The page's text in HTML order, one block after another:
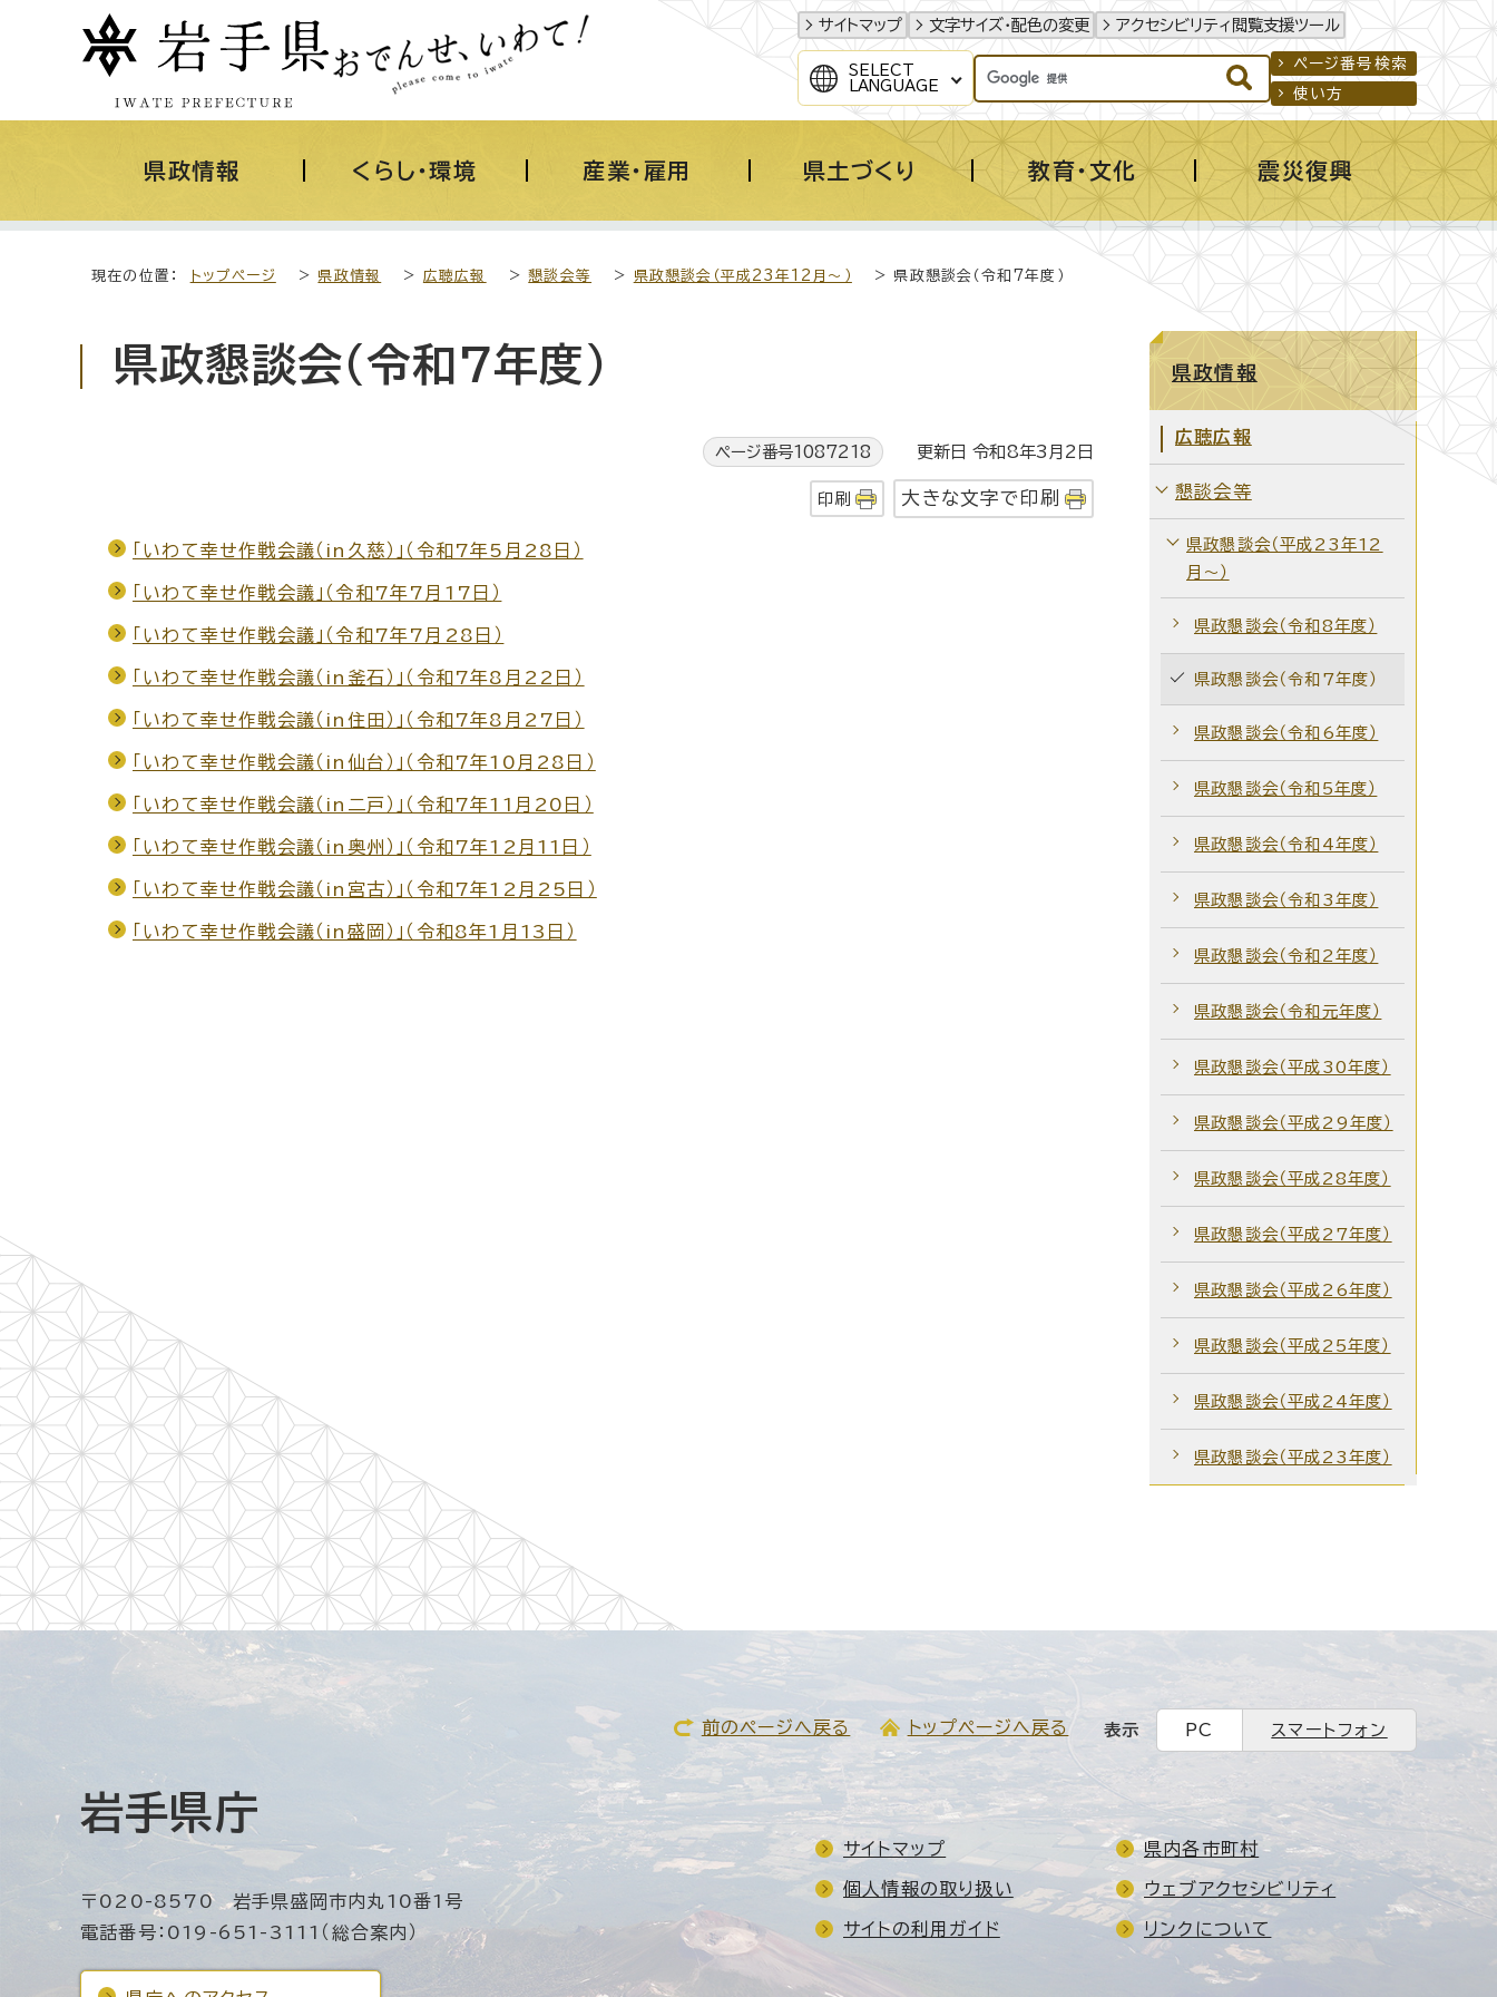
サイトマップ 文字サイズ・配色の変更 アクセシビリティ閲覧支援ツール
SELECT
LANGUAGE
ページ番号検索
使い方
県政情報 くらし・環境 産業・雇用 県土づくり 教育・文化 震災復興
現在の位置： トップページ > 県政情報 > 広聴広報 >懇談会等 > 県政懇談会（平成23年12月～） > 県政懇談会（令和7年度）
県政懇談会（令和7年度）
ページ番号1087218 更新日 令和8年3月2日
印刷 大きな文字で印刷
「いわて幸せ作戦会議（in久慈）」（令和7年5月28日）
「いわて幸せ作戦会議」（令和7年7月17日）
「いわて幸せ作戦会議」（令和7年7月28日）
「いわて幸せ作戦会議（in釜石）」（令和7年8月22日）
「いわて幸せ作戦会議（in住田）」（令和7年8月27日）
「いわて幸せ作戦会議（in仙台）」（令和7年10月28日）
「いわて幸せ作戦会議（in二戸）」（令和7年11月20日）
「いわて幸せ作戦会議（in奥州）」（令和7年12月11日）
「いわて幸せ作戦会議（in宮古）」（令和7年12月25日）
「いわて幸せ作戦会議（in盛岡）」（令和8年1月13日）
県政情報
広聴広報
懇談会等
県政懇談会（平成23年12
月～）
県政懇談会（令和8年度）
県政懇談会（令和7年度）
県政懇談会（令和6年度）
県政懇談会（令和5年度）
県政懇談会（令和4年度）
県政懇談会（令和3年度）
県政懇談会（令和2年度）
県政懇談会（令和元年度）
県政懇談会（平成30年度）
県政懇談会（平成29年度）
県政懇談会（平成28年度）
県政懇談会（平成27年度）
県政懇談会（平成26年度）
県政懇談会（平成25年度）
県政懇談会（平成24年度）
県政懇談会（平成23年度）
前のページへ戻る トップページへ戻る 表示 PC スマートフォン
岩手県庁
〒020-8570 岩手県盛岡市内丸10番1号
電話番号：019-651-3111（総合案内）
サイトマップ 県内各市町村
個人情報の取り扱い ウェブアクセシビリティ
サイトの利用ガイド リンクについて